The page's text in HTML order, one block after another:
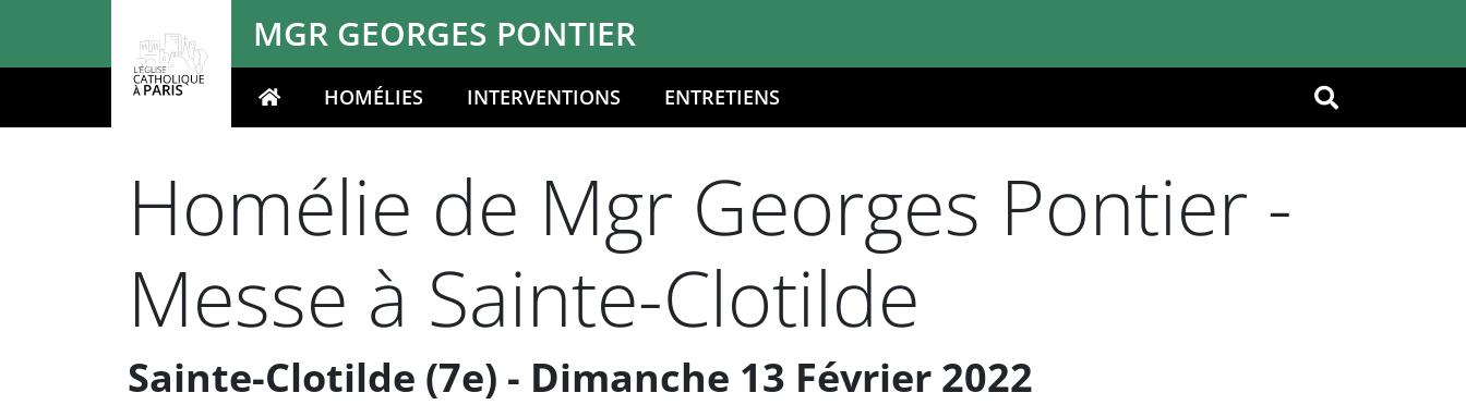
MGR GEORGES PONTIER
Votre recherche OK
HOMÉLIES INTERVENTIONS ENTRETIENS
Homélie de Mgr Georges Pontier -
Messe à Sainte-Clotilde
Sainte-Clotilde (7e) - Dimanche 13 Février 2022